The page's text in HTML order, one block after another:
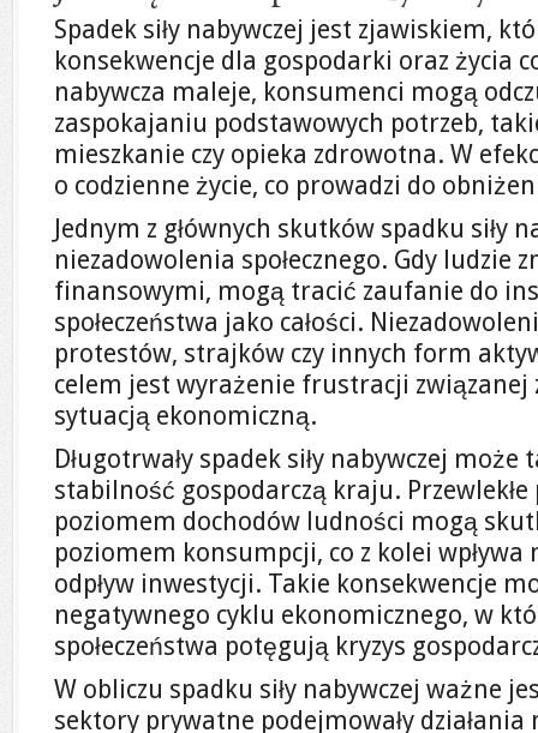
Spadek siły nabywczej jest zjawiskiem,
konsekwencje dla gospodarki oraz życia
nabywcza maleje, konsumenci mogą
zaspokajaniu podstawowych potrzeb,
mieszkanie czy opieka zdrowotna. W
o codzienne życie, co prowadzi do
Jednym z głównych skutków spadku siły
niezadowolenia społecznego. Gdy ludzie
finansowymi, mogą tracić zaufanie do
społeczeństwa jako całości.
protestów, strajków czy innych form
celem jest wyrażenie frustracji związanej
sytuacją ekonomiczną.
Długotrwały spadek siły nabywczej może
stabilność gospodarczą kraju.
poziomem dochodów ludności mogą
poziomem konsumpcji, co z kolei
odpływ inwestycji. Takie konsekwencje
negatywnego cyklu ekonomicznego, w
społeczeństwa potęgują kryzys
W obliczu spadku siły nabywczej ważne
sektory prywatne podejmowały